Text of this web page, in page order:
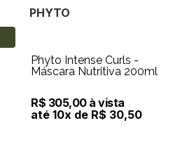
PHYTO
Phyto Intense Curls -
Máscara Nutritiva 200ml
R$ 305,00 à vista
até 10x de R$ 30,50